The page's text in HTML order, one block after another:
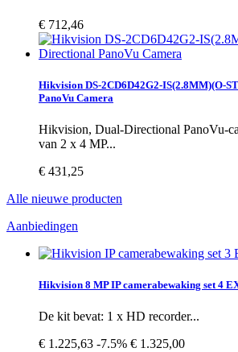
€ 712,46
Hikvision DS-2CD6D42G2-IS(2.8MM)(O-
PanoVu Camera
Hikvision, Dual-Directional PanoVu-
van 2 x 4 MP...
€ 431,25
Alle nieuwe producten
Aanbiedingen
Hikvision 8 MP IP camerabewaking set 4
De kit bevat: 1 x HD recorder...
€ 1.225,63 -7.5% € 1.325,00